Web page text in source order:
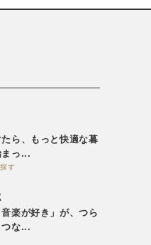
ら、もっと快適な暮
まっ...
す
音楽が好き」が、つら
つな...